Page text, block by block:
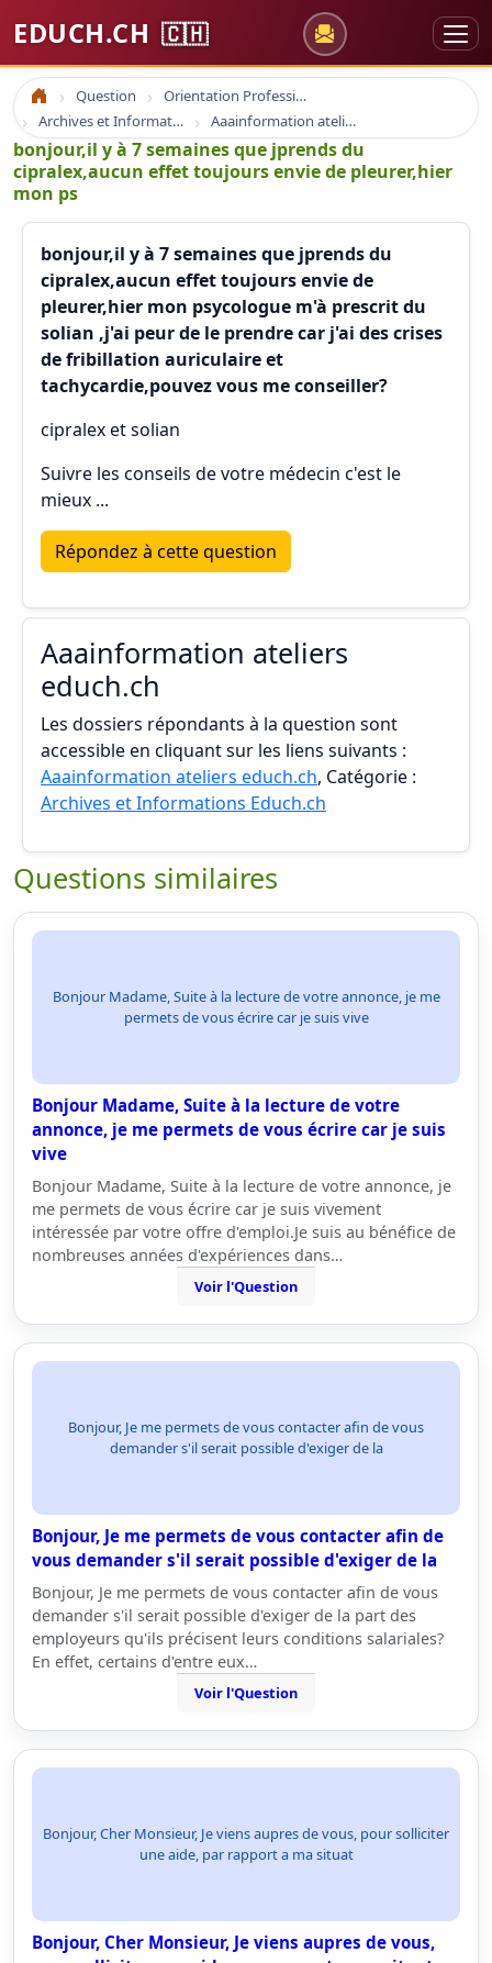
EDUCH.CH 🇨🇭
Accueil Question
Orientation Professionnelle
Archives et Informations Educh.ch
Aaainformation ateliers educh.ch
bonjour,il y à 7 semaines que jprends du
cipralex,aucun effet toujours envie de pleurer,hier
mon ps
bonjour,il y à 7 semaines que jprends du
cipralex,aucun effet toujours envie de
pleurer,hier mon psycologue m'à prescrit du
solian ,j'ai peur de le prendre car j'ai des crises
de fribillation auriculaire et
tachycardie,pouvez vous me conseiller?
cipralex et solian
Suivre les conseils de votre médecin c'est le
mieux ...
Répondez à cette question
Aaainformation ateliers
educh.ch
Les dossiers répondants à la question sont
accessible en cliquant sur les liens suivants :
Aaainformation ateliers educh.ch, Catégorie :
Archives et Informations Educh.ch
Questions similaires
Bonjour Madame, Suite à la lecture de votre annonce, je me
permets de vous écrire car je suis vive
Bonjour Madame, Suite à la lecture de votre
annonce, je me permets de vous écrire car je suis
vive
Bonjour Madame, Suite à la lecture de votre annonce, je
me permets de vous écrire car je suis vivement
intéressée par votre offre d'emploi.Je suis au bénéfice de
nombreuses années d'expériences dans…
Voir l'Question
Bonjour, Je me permets de vous contacter afin de vous
demander s'il serait possible d'exiger de la
Bonjour, Je me permets de vous contacter afin de
vous demander s'il serait possible d'exiger de la
Bonjour, Je me permets de vous contacter afin de vous
demander s'il serait possible d'exiger de la part des
employeurs qu'ils précisent leurs conditions salariales?
En effet, certains d'entre eux…
Voir l'Question
Bonjour, Cher Monsieur, Je viens aupres de vous, pour solliciter
une aide, par rapport a ma situat
Bonjour, Cher Monsieur, Je viens aupres de vous,